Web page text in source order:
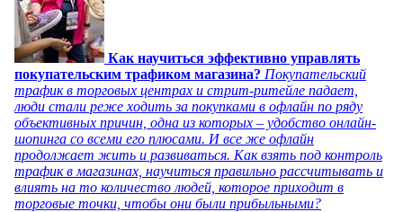
Как научиться эффективно управлять
покупательским трафиком магазина? Покупательский
трафик в торговых центрах и стрит-ритейле падает,
люди стали реже ходить за покупками в офлайн по ряду
объективных причин, одна из которых – удобство онлайн-
шопинга со всеми его плюсами. И все же офлайн
продолжает жить и развиваться. Как взять под контроль
трафик в магазинах, научиться правильно рассчитывать и
влиять на то количество людей, которое приходит в
торговые точки, чтобы они были прибыльными?